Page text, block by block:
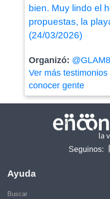
bien. Muy lindo el
propuestas, la
(24/03/2026)
Organizó: @GLAM8
Ver más
conocer gente
Seguinos:
Ayuda
Buscar